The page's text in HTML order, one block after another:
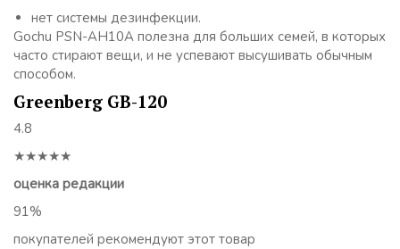
нет системы дезинфекции.
Gochu PSN-AH10A полезна для больших семей, в которых
часто стирают вещи, и не успевают высушивать обычным
способом.
Greenberg GB-120
4.8
★★★★★
оценка редакции
91%
покупателей рекомендуют этот товар